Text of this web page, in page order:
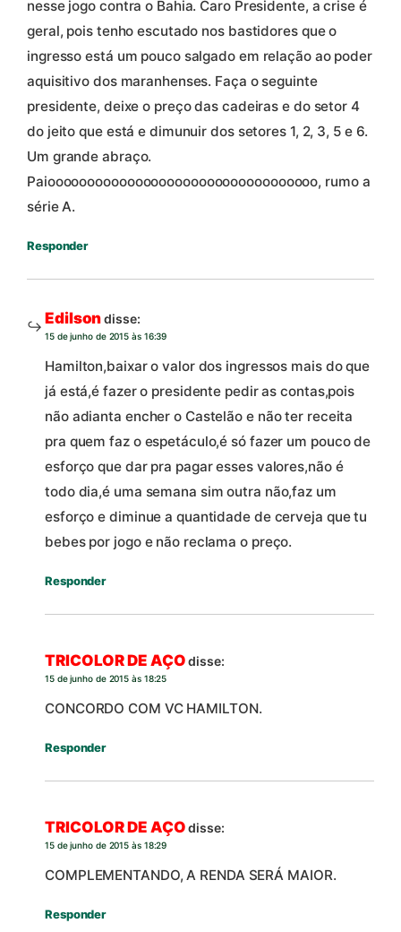
nesse jogo contra o Bahia. Caro Presidente, a crise é
geral, pois tenho escutado nos bastidores que o
ingresso está um pouco salgado em relação ao poder
aquisitivo dos maranhenses. Faça o seguinte
presidente, deixe o preço das cadeiras e do setor 4
do jeito que está e dimunuir dos setores 1, 2, 3, 5 e 6.
Um grande abraço.
Paioooooooooooooooooooooooooooooooooo, rumo a
série A.
Responder
Edilsondisse:
15 de junho de 2015 às 16:39
Hamilton,baixar o valor dos ingressos mais do que
já está,é fazer o presidente pedir as contas,pois
não adianta encher o Castelão e não ter receita
pra quem faz o espetáculo,é só fazer um pouco de
esforço que dar pra pagar esses valores,não é
todo dia,é uma semana sim outra não,faz um
esforço e diminue a quantidade de cerveja que tu
bebes por jogo e não reclama o preço.
Responder
TRICOLOR DE AÇO disse:
15 de junho de 2015 às 18:25
CONCORDO COM VC HAMILTON.
Responder
TRICOLOR DE AÇO disse:
15 de junho de 2015 às 18:29
COMPLEMENTANDO, A RENDA SERÁ MAIOR.
Responder